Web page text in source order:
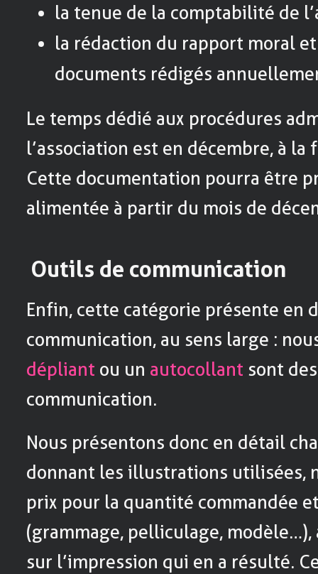
la tenue de la comptabilité de
la rédaction du rapport moral
documents rédigés
Le temps dédié aux procédures
l’association est en décembre, à la
Cette documentation pourra être
alimentée à partir du mois de
Outils de communication
Enfin, cette catégorie présente en
communication, au sens large :
dépliant ou un autocollant sont
communication.
Nous présentons donc en détail
donnant les illustrations utilisées,
prix pour la quantité commandée
(grammage, pelliculage,
sur l’impression qui en a résulté.